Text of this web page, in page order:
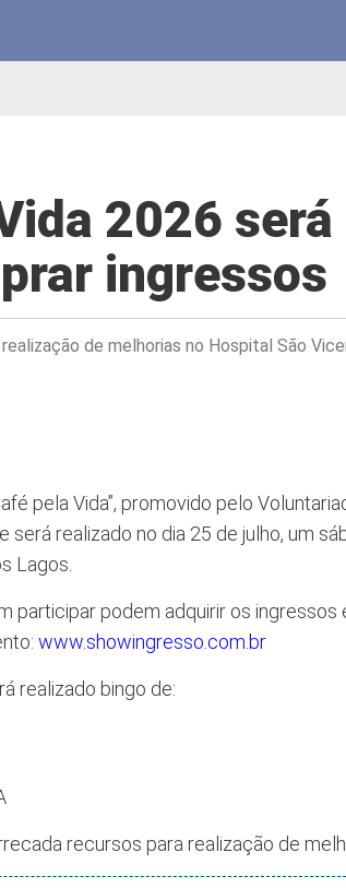
2026
ingressos
de melhorias no Hospital São
pela Vida”, promovido pelo
realizado no dia 25 de julho, um
Lagos.
participar podem adquirir os
www.showingresso.com.br
realizado bingo de:
recursos para realização de